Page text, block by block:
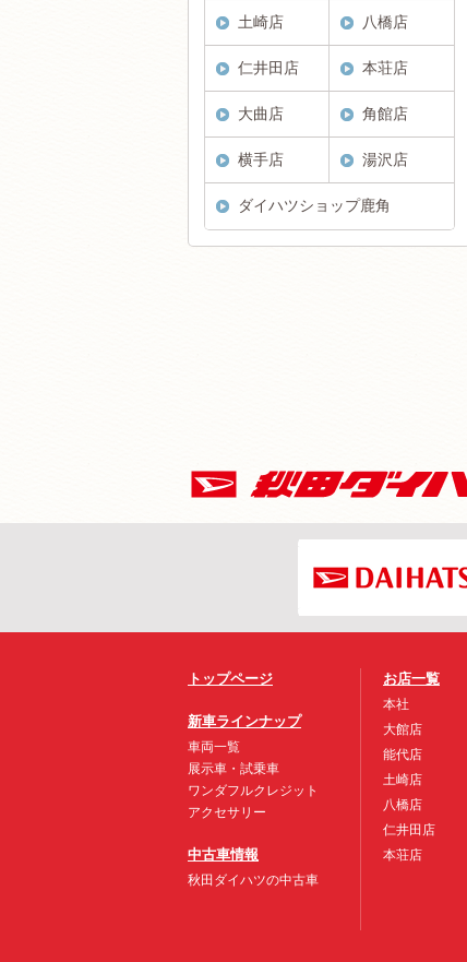
土崎店 八橋店
仁井田店 本荘店
大曲店 角館店
横手店 湯沢店
ダイハツショップ鹿角
トップページ
新車ラインナップ
車両一覧
展示車・試乗車
ワンダフルクレジット
アクセサリー
中古車情報
秋田ダイハツの中古車
お店一覧
本社
大館店
能代店
土崎店
八橋店
仁井田店
本荘店